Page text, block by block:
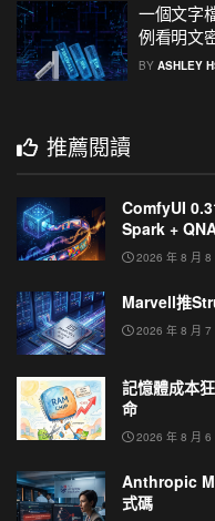
一個文字
例看明文
BY ASHLEY
推薦閱讀
ComfyUI
Spark +
2026 年 8 月 8
Marvell推
2026 年 8 月 7
記憶體成本
命
2026 年 8 月 6
Anthropic
式碼